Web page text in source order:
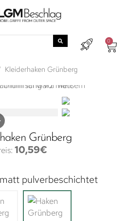
0
Kleiderhaken Grünberg
Grünberg
10,59€
pulverbeschichtet